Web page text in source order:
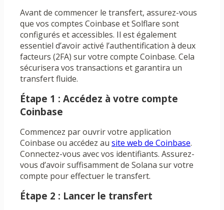
Avant de commencer le transfert, assurez-vous
que vos comptes Coinbase et Solflare sont
configurés et accessibles. Il est également
essentiel d’avoir activé l’authentification à deux
facteurs (2FA) sur votre compte Coinbase. Cela
sécurisera vos transactions et garantira un
transfert fluide.
Étape 1 : Accédez à votre compte
Coinbase
Commencez par ouvrir votre application
Coinbase ou accédez au site web de Coinbase.
Connectez-vous avec vos identifiants. Assurez-
vous d’avoir suffisamment de Solana sur votre
compte pour effectuer le transfert.
Étape 2 : Lancer le transfert